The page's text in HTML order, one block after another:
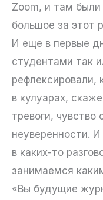
Zoom, и там
большое за этот
И еще в первые
студентами так
рефлексировали,
в кулуарах,
тревоги, чувство
неуверенности.
в каких-то
занимаемся
«Вы будущие